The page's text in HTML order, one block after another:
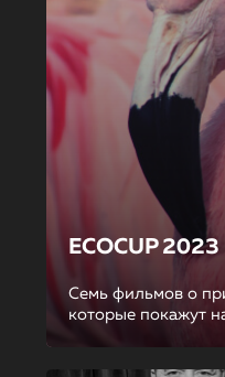
ECOCUP 2023
Семь фильмов о
которые покажут